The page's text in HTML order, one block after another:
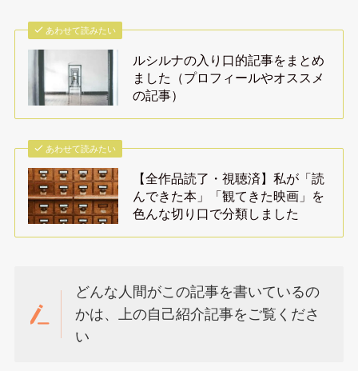
あわせて読みたい
ルシルナの入り口的記事をまとめ
ました（プロフィールやオススメ
の記事）
あわせて読みたい
【全作品読了・視聴済】私が「読
んできた本」「観てきた映画」を
色んな切り口で分類しました
どんな人間がこの記事を書いているの
かは、上の自己紹介記事をご覧くださ
い